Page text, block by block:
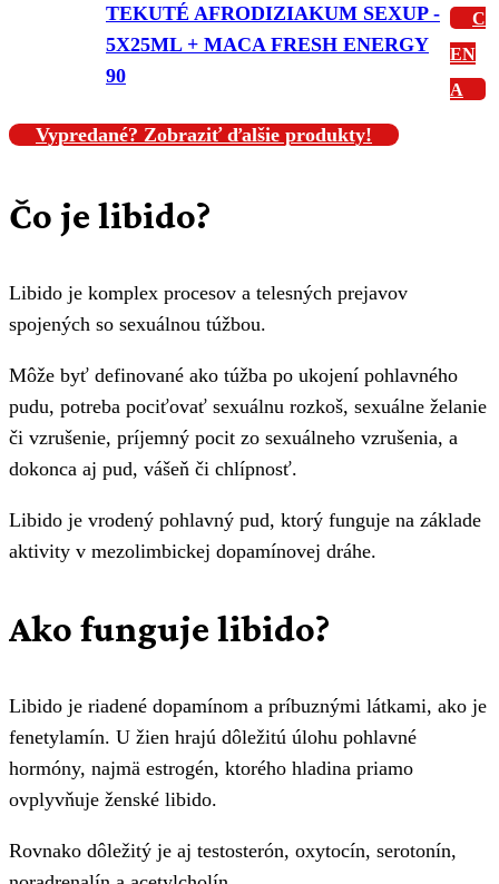
TEKUTÉ AFRODIZIAKUM SEXUP -
5X25ML + MACA FRESH ENERGY
90
C
EN
A
Vypredané? Zobraziť ďalšie produkty!
Čo je libido?
Libido je komplex procesov a telesných prejavov
spojených so sexuálnou túžbou.
Môže byť definované ako túžba po ukojení pohlavného
pudu, potreba pociťovať sexuálnu rozkoš, sexuálne želanie
či vzrušenie, príjemný pocit zo sexuálneho vzrušenia, a
dokonca aj pud, vášeň či chlípnosť.
Libido je vrodený pohlavný pud, ktorý funguje na základe
aktivity v mezolimbickej dopamínovej dráhe.
Ako funguje libido?
Libido je riadené dopamínom a príbuznými látkami, ako je
fenetylamín. U žien hrajú dôležitú úlohu pohlavné
hormóny, najmä estrogén, ktorého hladina priamo
ovplyvňuje ženské libido.
Rovnako dôležitý je aj testosterón, oxytocín, serotonín,